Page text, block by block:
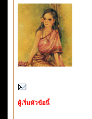
ผู้เริ่มหัวข้อนี้